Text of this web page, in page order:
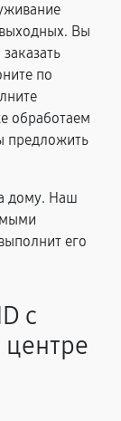
Вы
по
обработаем
предложить
дому. Наш
его
с